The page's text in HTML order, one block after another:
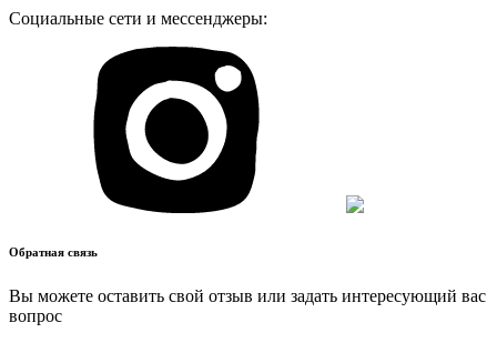
Социальные сети и мессенджеры:
Обратная связь
Вы можете оставить свой отзыв или задать интересующий вас
вопрос